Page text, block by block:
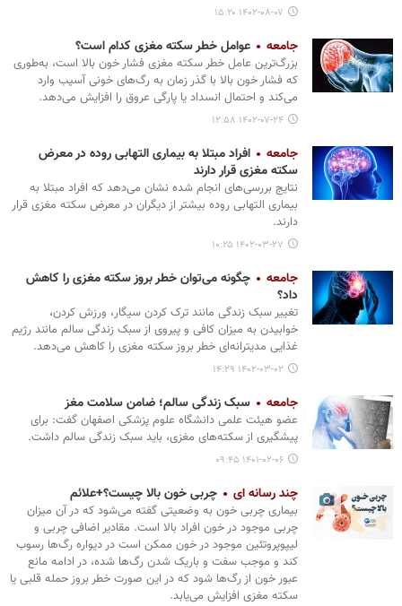
۱۴۰۲-۰۸-۰۷ ۱۵:۲۰
جامعه عوامل خطر سکته مغزی کدام است؟
بزرگ‌ترین عامل خطر سکته مغزی فشار خون بالا است، به‌طوری
که فشار خون بالا با گذر زمان به رگ‌های خونی آسیب وارد
می‌کند و احتمال انسداد یا پارگی عروق را افزایش می‌دهد.
۱۴۰۲-۰۷-۲۴ ۱۲:۵۸
جامعه
افراد مبتلا به بیماری التهابی روده در معرض
سکته مغزی قرار دارند
نتایج بررسی‌های انجام شده نشان می‌دهد که افراد مبتلا به
بیماری التهابی روده بیشتر از دیگران در معرض سکته مغزی قرار
دارند.
۱۴۰۲-۰۳-۲۷ ۱۰:۲۵
جامعه
چگونه می‌توان خطر بروز سکته مغزی را کاهش
داد؟
تغییر سبک زندگی مانند ترک کردن سیگار، ورزش کردن،
خوابیدن به میزان کافی و پیروی از سبک زندگی سالم مانند رژیم
غذایی مدیترانه‌ای خطر بروز سکته مغزی را کاهش می‌دهد.
۱۴۰۲-۰۳-۰۲ ۱۴:۲۹
جامعه سبک زندگی سالم؛ ضامن سلامت مغز
عضو هیئت علمی دانشگاه علوم پزشکی اصفهان گفت: برای
پیشگیری از سکته‌های مغزی، باید سبک زندگی سالم داشت.
۱۴۰۱-۰۲-۰۶ ۰۹:۴۵
چند رسانه ای چربی خون بالا چیست؟+علائم
بیماری چربی خون به وضعیتی گفته می‌شود که در آن میزان
چربی موجود در خون افراد بالا است. مقادیر اضافی چربی و
لیپوپروتئین موجود در خون ممکن است در دیواره رگ‌ها رسوب
کند و موجب سفت و باریک شدن رگ‌ها شده، در ادامه مانع
عبور خون از رگ‌ها شود که در این صورت خطر بروز حمله قلبی یا
سکته مغزی افزایش می‌یابد.